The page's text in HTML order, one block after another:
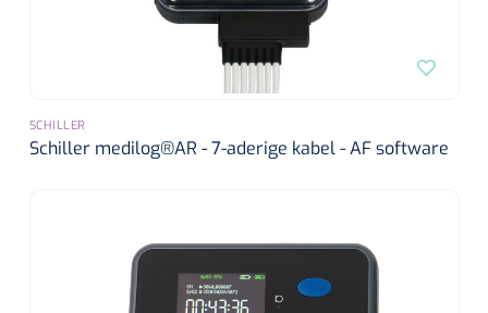
SCHILLER
Schiller medilog®AR - 7-aderige kabel - AF software